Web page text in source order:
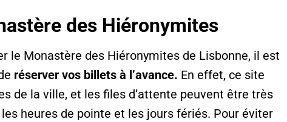
des Hiéronymites
le Monastère des Hiéronymites de Lisbonne, il est
réserver vos billets à l’avance. En effet, ce site
de la ville, et les files d’attente peuvent être très
heures de pointe et les jours fériés. Pour éviter